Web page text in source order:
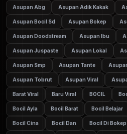
Asupan Abg Asupan Adik Kakak
Asupan Bocil Sd Asupan Bokep
Asupan Doodstream Asupan Ibu
Asupan Juspaste Asupan Lokal
Asupan Smp Asupan Tante
Asupan Tobrut Asupan Viral
Barat Viral Baru Viral BOCIL
Bocil Ayla Bocil Barat Bocil Belajar
Bocil Cina Bocil Dan Bocil Di Bokep